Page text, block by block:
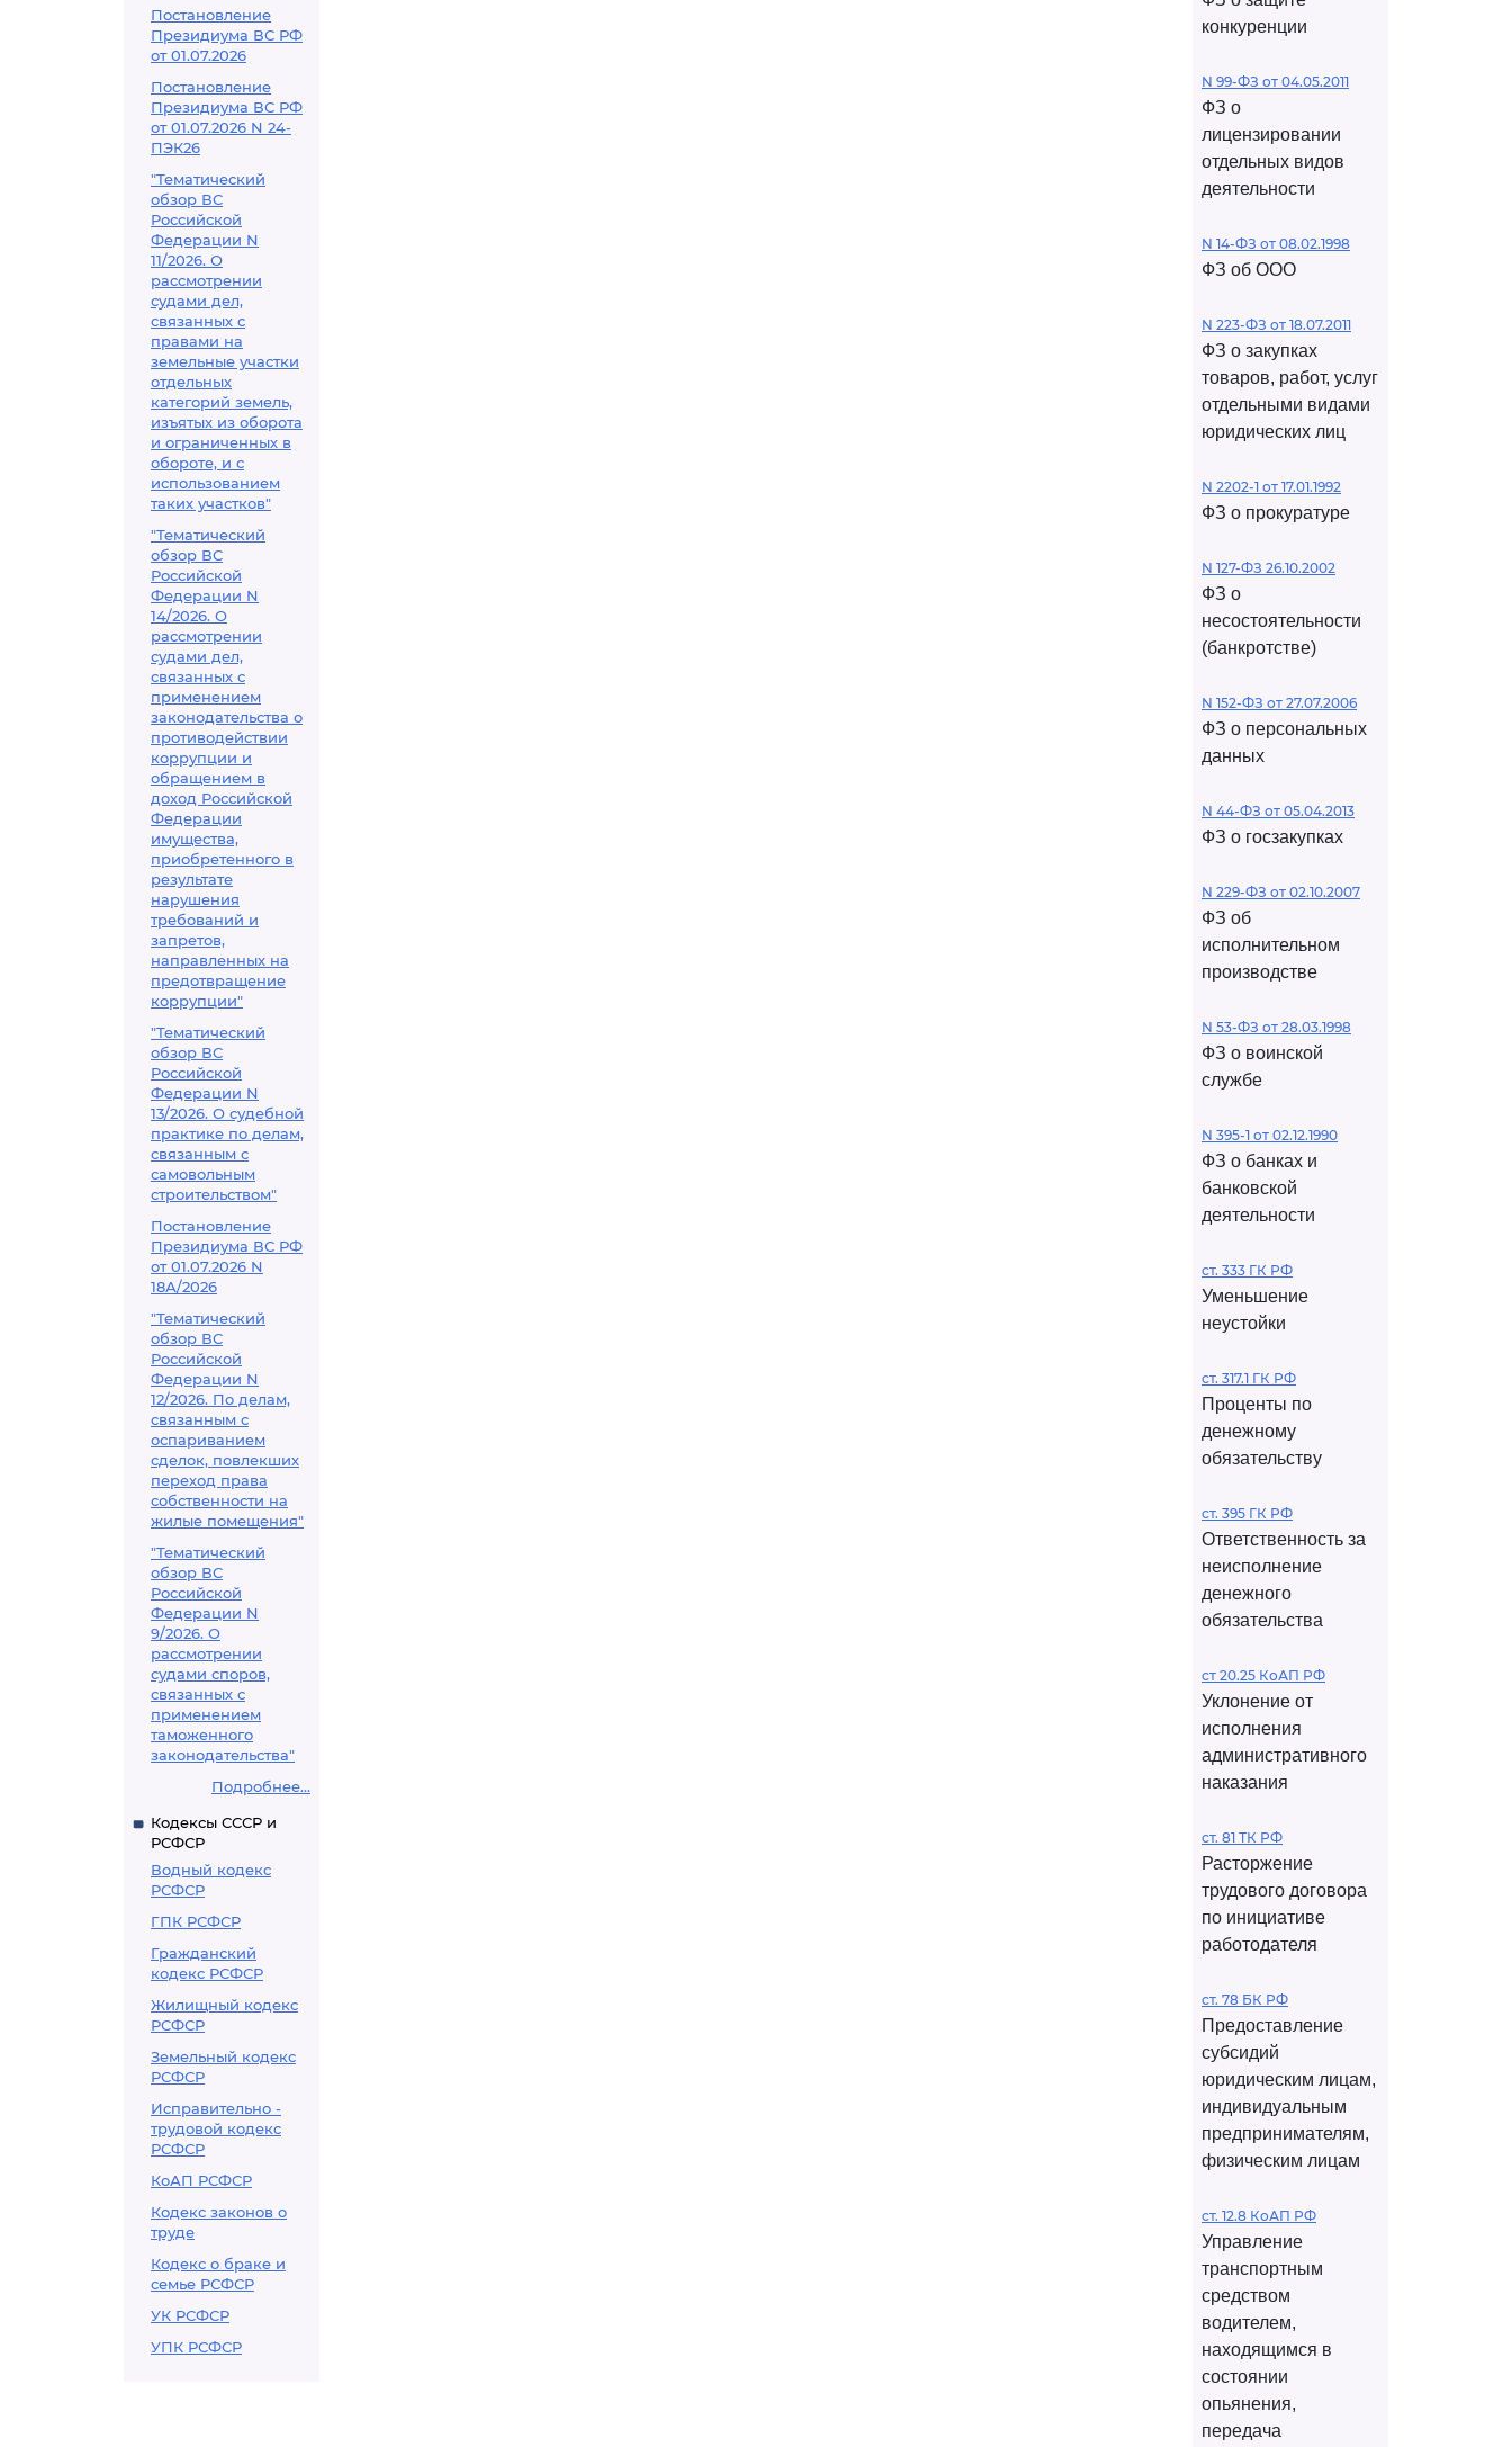
Постановление
Президиума ВС РФ
от 01.07.2026
Постановление
Президиума ВС РФ
от 01.07.2026 N 24-
ПЭК26
"Тематический
обзор ВС
Российской
Федерации N
11/2026. О
рассмотрении
судами дел,
связанных с
правами на
земельные участки
отдельных
категорий земель,
изъятых из оборота
и ограниченных в
обороте, и с
использованием
таких участков"
"Тематический
обзор ВС
Российской
Федерации N
14/2026. О
рассмотрении
судами дел,
связанных с
применением
законодательства о
противодействии
коррупции и
обращением в
доход Российской
Федерации
имущества,
приобретенного в
результате
нарушения
требований и
запретов,
направленных на
предотвращение
коррупции"
"Тематический
обзор ВС
Российской
Федерации N
13/2026. О судебной
практике по делам,
связанным с
самовольным
строительством"
Постановление
Президиума ВС РФ
от 01.07.2026 N
18А/2026
"Тематический
обзор ВС
Российской
Федерации N
12/2026. По делам,
связанным с
оспариванием
сделок, повлекших
переход права
собственности на
жилые помещения"
"Тематический
обзор ВС
Российской
Федерации N
9/2026. О
рассмотрении
судами споров,
связанных с
применением
таможенного
законодательства"
Подробнее...
Кодексы СССР и
РСФСР
Водный кодекс
РСФСР
ГПК РСФСР
Гражданский
кодекс РСФСР
Жилищный кодекс
РСФСР
Земельный кодекс
РСФСР
Исправительно -
трудовой кодекс
РСФСР
КоАП РСФСР
Кодекс законов о
труде
Кодекс о браке и
семье РСФСР
УК РСФСР
УПК РСФСР
конкуренции
N 99-ФЗ от 04.05.2011
ФЗ о
лицензировании
отдельных видов
деятельности
N 14-ФЗ от 08.02.1998
ФЗ об ООО
N 223-ФЗ от 18.07.2011
ФЗ о закупках
товаров, работ, услуг
отдельными видами
юридических лиц
N 2202-1 от 17.01.1992
ФЗ о прокуратуре
N 127-ФЗ 26.10.2002
ФЗ о
несостоятельности
(банкротстве)
N 152-ФЗ от 27.07.2006
ФЗ о персональных
данных
N 44-ФЗ от 05.04.2013
ФЗ о госзакупках
N 229-ФЗ от 02.10.2007
ФЗ об
исполнительном
производстве
N 53-ФЗ от 28.03.1998
ФЗ о воинской
службе
N 395-1 от 02.12.1990
ФЗ о банках и
банковской
деятельности
ст. 333 ГК РФ
Уменьшение
неустойки
ст. 317.1 ГК РФ
Проценты по
денежному
обязательству
ст. 395 ГК РФ
Ответственность за
неисполнение
денежного
обязательства
ст 20.25 КоАП РФ
Уклонение от
исполнения
административного
наказания
ст. 81 ТК РФ
Расторжение
трудового договора
по инициативе
работодателя
ст. 78 БК РФ
Предоставление
субсидий
юридическим лицам,
индивидуальным
предпринимателям,
физическим лицам
ст. 12.8 КоАП РФ
Управление
транспортным
средством
водителем,
находящимся в
состоянии
опьянения,
передача